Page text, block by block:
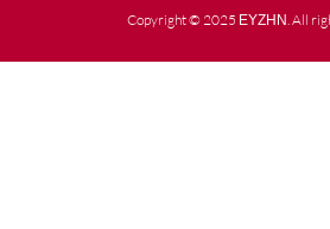
Copyright © 2025 ΕΥΖΗΝ. All